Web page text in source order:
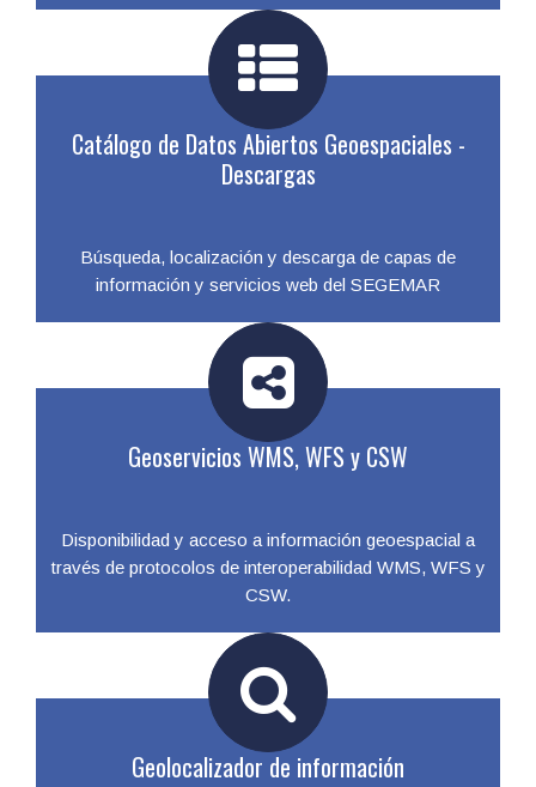
Catálogo de Datos Abiertos Geoespaciales -
Descargas
Búsqueda, localización y descarga de capas de
información y servicios web del SEGEMAR
Geoservicios WMS, WFS y CSW
Disponibilidad y acceso a información geoespacial a
través de protocolos de interoperabilidad WMS, WFS y
CSW.
Geolocalizador de información